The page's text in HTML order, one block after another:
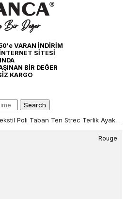
VARAN İNDİRİM
SİTESİ
BİR DEĞER
KARGO
Rouge Kadın Tekstil Poli Taban Ten Strec Terlik Ayakkabı
Rouge